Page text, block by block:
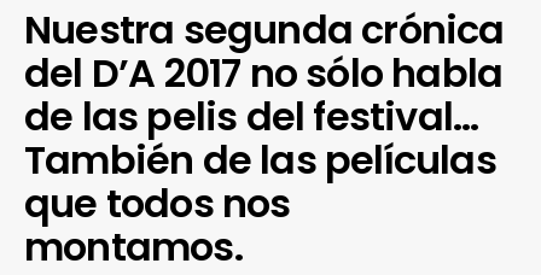
Nuestra segunda crónica
del D’A 2017 no sólo habla
de las pelis del festival…
También de las películas
que todos nos
montamos.